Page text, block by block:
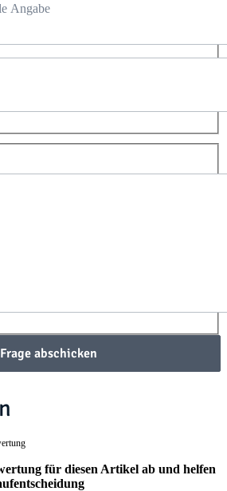
Angabe
Frage abschicken
für diesen Artikel ab und helfen